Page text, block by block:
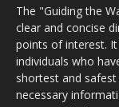
The "Guiding the
clear and concise
points of interest.
individuals who
shortest and
necessary